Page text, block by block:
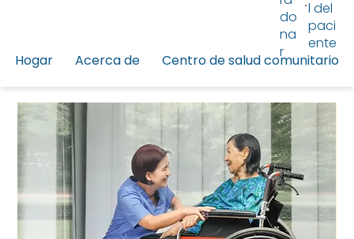
Hogar Acerca de Centro de salud comunitario
do
na
r
l del
paci
ente